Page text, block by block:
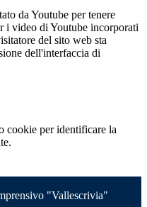
da Youtube per tenere
i video di Youtube incorporati
del sito web sta
dell'interfaccia di
cookie per identificare la
"Vallescrivia"